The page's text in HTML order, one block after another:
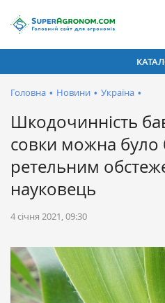
Головна • Новини • Україна •
Шкодочинність
совки можна
ретельним
науковець
4 січня 2021, 09:30